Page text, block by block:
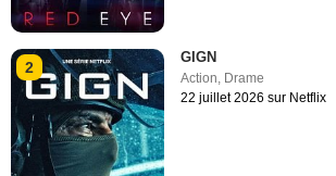
2
GIGN
Action, Drame
22 juillet 2026 sur Netflix